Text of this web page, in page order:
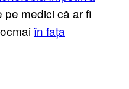
pe medici că ar fi
în fața